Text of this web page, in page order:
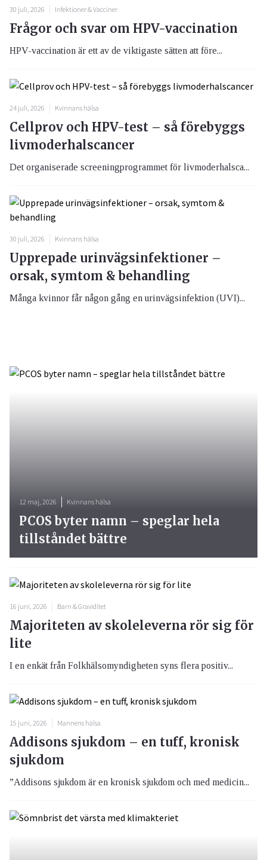
30 juli, 2026 Infektioner & Vacciner
Frågor och svar om HPV-vaccination
HPV-vaccination är ett av de viktigaste sätten att före...
24 juli, 2026 Kvinnans hälsa
Cellprov och HPV-test – så förebyggs
livmoderhalscancer
Det organiserade screeningprogrammet för livmoderhalsca...
30 juli, 2026 Kvinnans hälsa
Upprepade urinvägsinfektioner –
orsak, symtom & behandling
Många kvinnor får någon gång en urinvägsinfektion (UVI)...
16 juni, 2026 Barn & Graviditet
Majoriteten av skoleleverna rör sig för
lite
I en enkät från Folkhälsomyndigheten syns flera positiv...
15 juni, 2026 Mannens hälsa
Addisons sjukdom – en tuff, kronisk
sjukdom
”Addisons sjukdom är en kronisk sjukdom och med medicin...
12 maj, 2026 Kvinnans hälsa
PCOS byter namn – speglar hela
tillståndet bättre